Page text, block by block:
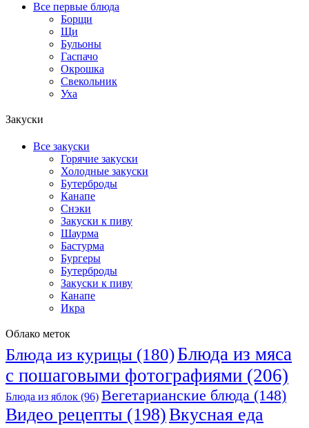
Все первые блюда
Борщи
Щи
Бульоны
Гаспачо
Окрошка
Свекольник
Уха
Закуски
Все закуски
Горячие закуски
Холодные закуски
Бутерброды
Канапе
Снэки
Закуски к пиву
Шаурма
Бастурма
Бургеры
Бутерброды
Закуски к пиву
Канапе
Икра
Облако меток
Блюда из курицы (180)Блюда из мяса
с пошаговыми фотографиями (206)
Блюда из яблок (96) Вегетарианские блюда (148)
Видео рецепты (198)Вкусная еда